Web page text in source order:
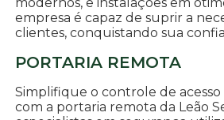
empresa é capaz de suprir a
clientes, conquistando sua
PORTARIA REMOTA
Simplifique o controle de acesso
com a portaria remota da Leão